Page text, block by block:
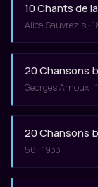
10 Chants de
Alice Sauvrezis ·
20 Chansons
Georges Arnoux ·
20 Chansons
56 · 1933